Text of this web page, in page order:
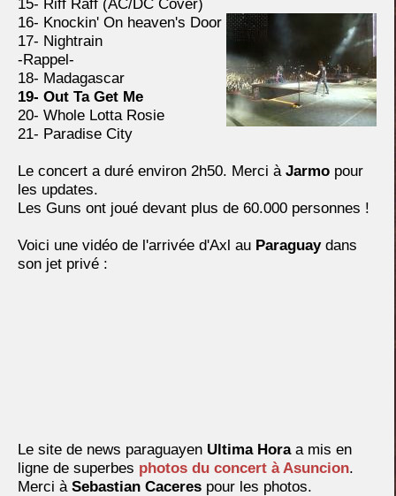
15- Riff Raff (AC/DC Cover)
16- Knockin' On heaven's Door
17- Nightrain
-Rappel-
18- Madagascar
19- Out Ta Get Me
20- Whole Lotta Rosie
21- Paradise City
Le concert a duré environ 2h50. Merci à Jarmo pour
les updates.
Les Guns ont joué devant plus de 60.000 personnes !
Voici une vidéo de l'arrivée d'Axl au Paraguay dans
son jet privé :
Le site de news paraguayen Ultima Hora a mis en
ligne de superbes photos du concert à Asuncion.
Merci à Sebastian Caceres pour les photos.